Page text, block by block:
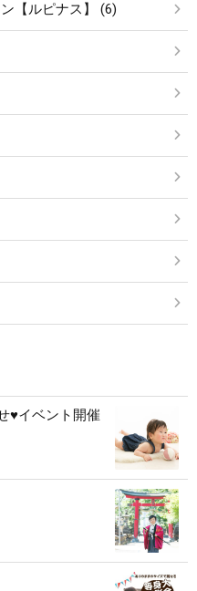
【ルピナス】 (6)
♥イベント開催